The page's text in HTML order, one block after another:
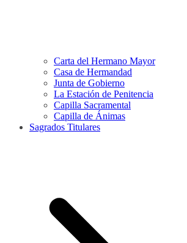
Carta del Hermano Mayor
Casa de Hermandad
Junta de Gobierno
La Estación de Penitencia
Capilla Sacramental
Capilla de Ánimas
Sagrados Titulares